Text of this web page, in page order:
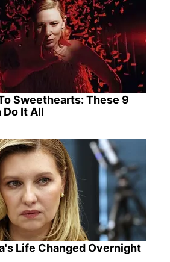
Sweethearts: These 9
It All
Life Changed Overnight